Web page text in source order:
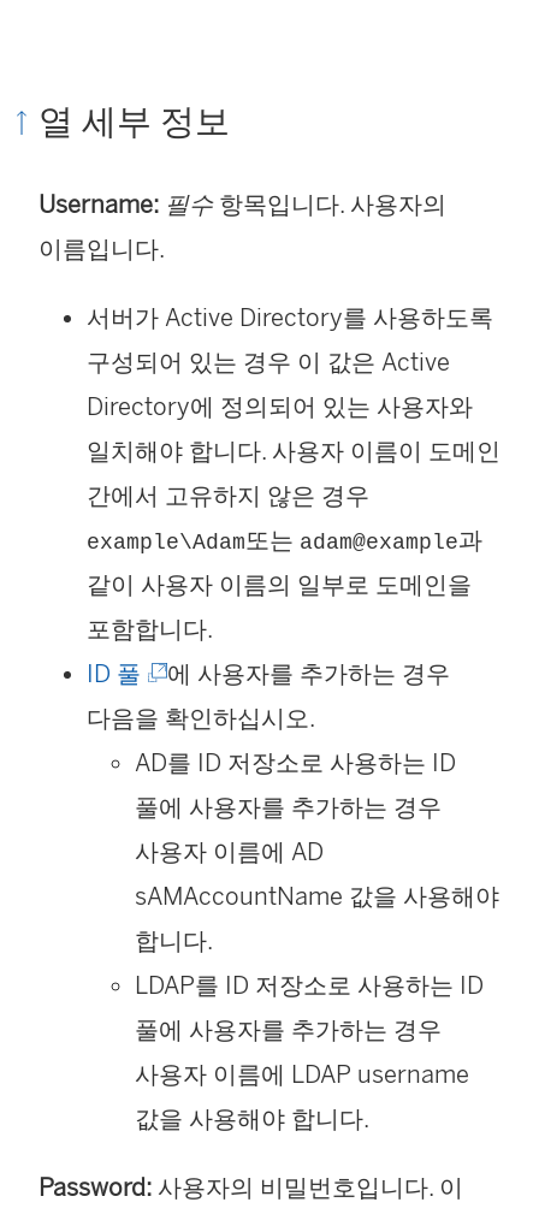
열 세부 정보
Username: 필수항목입니다. 사용자의
이름입니다.
서버가 Active Directory를 사용하도록
구성되어 있는 경우 이 값은 Active
Directory에 정의되어 있는 사용자와
일치해야 합니다. 사용자 이름이 도메인
간에서 고유하지 않은 경우
example\Adam또는 adam@example과
같이 사용자 이름의 일부로 도메인을
포함합니다.
ID 풀 (
링
크
가
새
창
에
서
열
림
)
에 사용자를 추가하는 경우
다음을 확인하십시오.
AD를 ID 저장소로 사용하는 ID
풀에 사용자를 추가하는 경우
사용자 이름에 AD
sAMAccountName 값을 사용해야
합니다.
LDAP를 ID 저장소로 사용하는 ID
풀에 사용자를 추가하는 경우
사용자 이름에 LDAP username
값을 사용해야 합니다.
Password: 사용자의 비밀번호입니다. 이